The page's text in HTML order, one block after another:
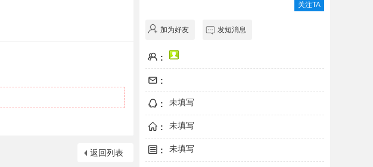
返回列表
关注TA
加为好友 发短消息
:
:
: 未填写
: 未填写
: 未填写